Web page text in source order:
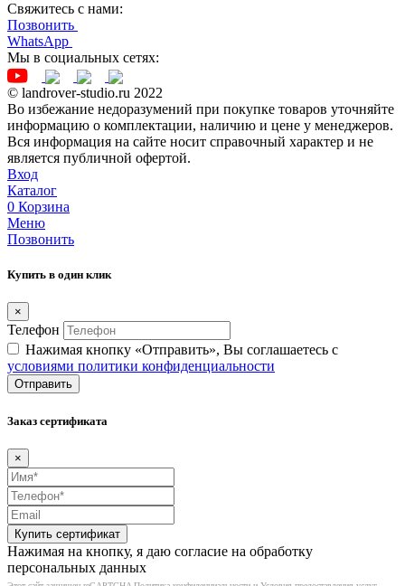
Свяжитесь с нами:
Позвонить
WhatsApp
Мы в социальных сетях:
© landrover-studio.ru 2022
Во избежание недоразумений при покупке товаров уточняйте
информацию о комплектации, наличию и цене у менеджеров.
Вся информация на сайте носит справочный характер и не
является публичной офертой.
Вход
Каталог
0 Корзина
Меню
Позвонить
Купить в один клик
×
Телефон
Нажимая кнопку «Отправить», Вы соглашаетесь c
условиями политики конфиденциальности
Отправить
Заказ сертификата
×
Нажимая на кнопку, я даю согласие на обработку
персональных данных